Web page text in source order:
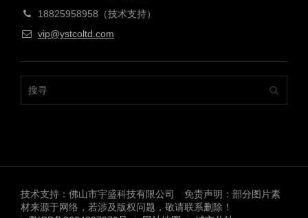
18825958958（技术支持）
vip@ystcoltd.com
技术支持：佛山市宇盛科技有限公司 免责声明：部分图片素
材来源于网络，若涉及版权问题，敬请联系删除！